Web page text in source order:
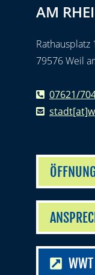
AM
Rathausplatz
79576 Weil
07621/
WWT